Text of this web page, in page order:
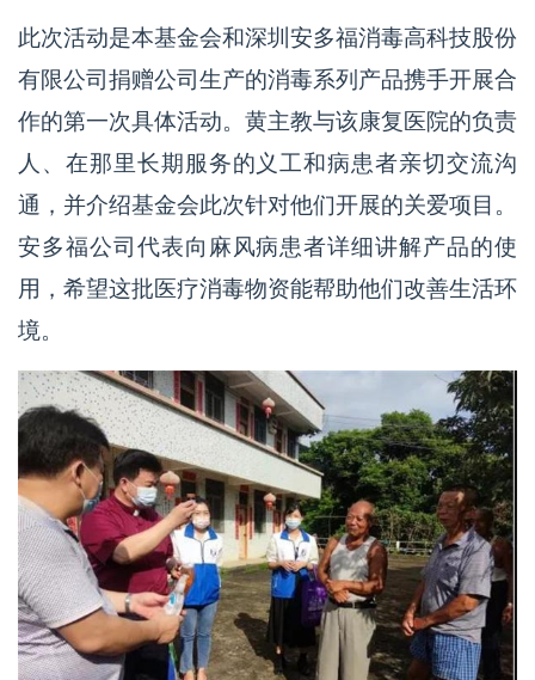
此次活动是本基金会和深圳安多福消毒高科技股份
有限公司捐赠公司生产的消毒系列产品携手开展合
作的第一次具体活动。黄主教与该康复医院的负责
人、在那里长期服务的义工和病患者亲切交流沟
通，并介绍基金会此次针对他们开展的关爱项目。
安多福公司代表向麻风病患者详细讲解产品的使
用，希望这批医疗消毒物资能帮助他们改善生活环
境。